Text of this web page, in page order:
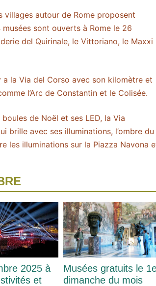
villages autour de Rome proposent
sont ouverts à Rome le 26
del Quirinale, le Vittoriano, le Maxxi
la Via del Corso avec son kilomètre et
l’Arc de Constantin et le Colisée.
de Noël et ses LED, la Via
brille avec ses illuminations, l’ombre du
les illuminations sur la Piazza Navona
2025 à
et
Musées gratuits le
dimanche du mois